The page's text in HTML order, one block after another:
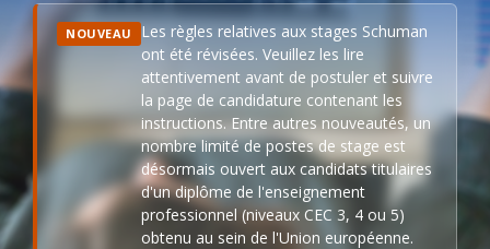
NOUVEAU
Les règles relatives aux stages Schuman
ont été révisées. Veuillez les lire
attentivement avant de postuler et suivre
la page de candidature contenant les
instructions. Entre autres nouveautés, un
nombre limité de postes de stage est
désormais ouvert aux candidats titulaires
d'un diplôme de l'enseignement
professionnel (niveaux CEC 3, 4 ou 5)
obtenu au sein de l'Union européenne.